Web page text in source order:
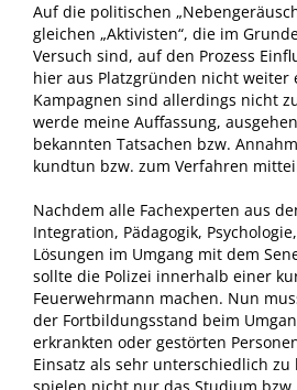
Auf die politischen
gleichen „Aktivisten“, die im
Versuch sind, auf den Prozess
hier aus Platzgründen nicht weiter
Kampagnen sind allerdings nicht
werde meine Auffassung,
bekannten Tatsachen bzw.
kundtun bzw. zum Verfahren
Nachdem alle Fachexperten aus
Integration, Pädagogik,
Lösungen im Umgang mit dem
sollte die Polizei innerhalb einer
Feuerwehrmann machen. Nun
der Fortbildungsstand beim
erkrankten oder gestörten
Einsatz als sehr unterschiedlich